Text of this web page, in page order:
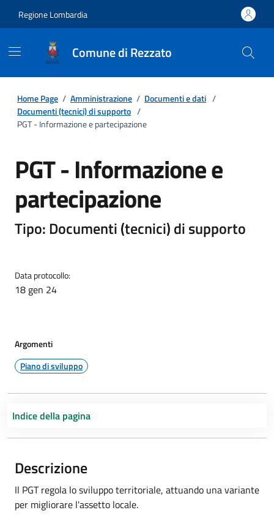
Regione Lombardia
Comune di Rezzato
Home Page / Amministrazione / Documenti e dati /
Documenti (tecnici) di supporto /
PGT - Informazione e partecipazione
PGT - Informazione e
partecipazione
Tipo: Documenti (tecnici) di supporto
Data protocollo:
18 gen 24
Argomenti
Piano di sviluppo
Indice della pagina
Descrizione
Il PGT regola lo sviluppo territoriale, attuando una variante
per migliorare l'assetto locale.